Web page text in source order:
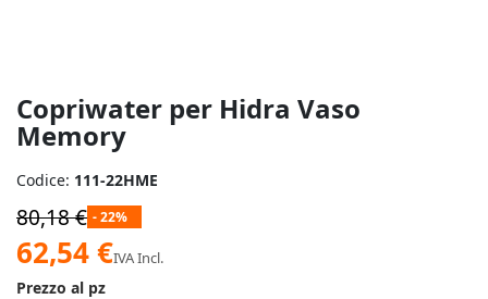
Copriwater per Hidra Vaso
Memory
immagini
Codice: 111-22HME
80,18 € - 22%
Prezzo
speciale
62,54 €IVA Incl.
Prezzo al pz